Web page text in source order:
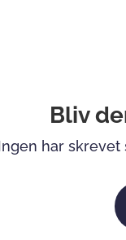
Bliv
har skrevet